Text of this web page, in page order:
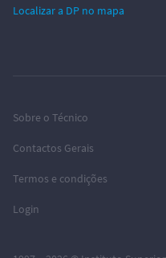
Localizar a DP no mapa
Sobre o Técnico
Contactos Gerais
Termos e condições
Login